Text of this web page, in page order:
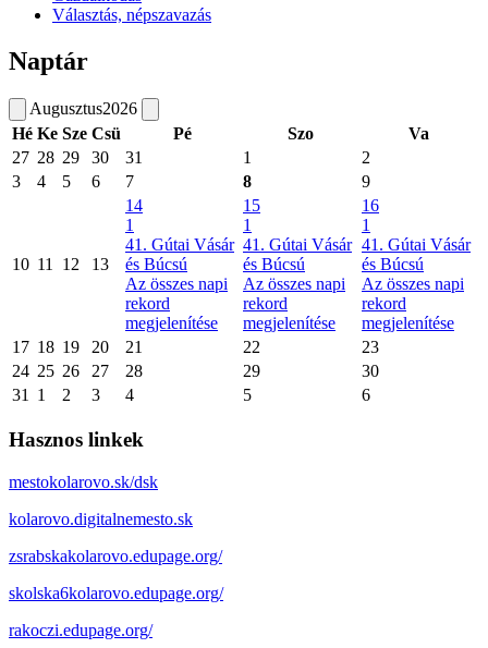
Választás, népszavazás
Naptár
Augusztus2026
Hé Ke Sze Csü Pé Szo
Va
27 28 29 30 31 1
2
3
4 5 6 7 8 9
10 11 12 13
14
1
41. Gútai Vásár
és Búcsú
Az összes napi
rekord
megjelenítése
15
1
41. Gútai Vásár
és Búcsú
Az összes napi
rekord
megjelenítése
16
1
41. Gútai Vásár
és Búcsú
Az összes napi
rekord
megjelenítése
17 18 19 20 21 22
23
24 25 26 27 28 29
30
31
1 2 3 4 5 6
Hasznos linkek
mestokolarovo.sk/dsk
kolarovo.digitalnemesto.sk
zsrabskakolarovo.edupage.org/
skolska6kolarovo.edupage.org/
rakoczi.edupage.org/